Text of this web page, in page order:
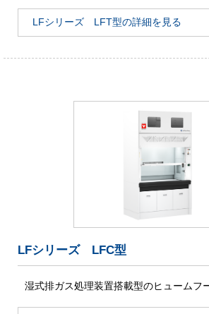
LFシリーズ LFT型の詳細を見る
LFシリーズ LFC型
湿式排ガス処理装置搭載型のヒュームフ